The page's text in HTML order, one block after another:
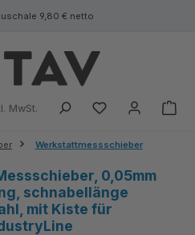
9,80 € netto
MwSt.
Werkstattmessschieber
0,05mm
schnabellänge
mit Kiste für